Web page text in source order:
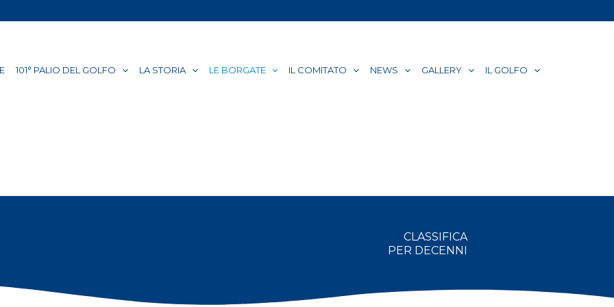
101° PALIO DEL GOLFO LA STORIA LE BORGATE IL COMITATO NEWS GALLERY IL GOLFO
CLASSIFICA
PER DECENNI